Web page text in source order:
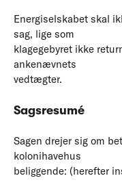
Energiselskabet skal
sag, lige som
klagegebyret ikke
ankenævnets
vedtægter.
Sagsresumé
Sagen drejer sig om
kolonihavehus
beliggende: (herefter